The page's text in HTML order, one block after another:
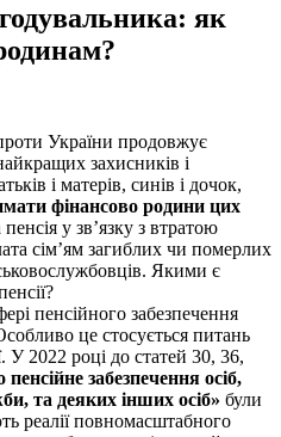
як
України продовжує
захисників і
і матерів, синів і дочок,
фінансово родини цих
у зв’язку з втратою
сім’ям загиблих чи померлих
Якими є
пенсійного забезпечення
це стосується питань
У 2022 році до статей 30, 36,
пенсійне забезпечення осіб,
та деяких інших осіб» були
реалії повномасштабного